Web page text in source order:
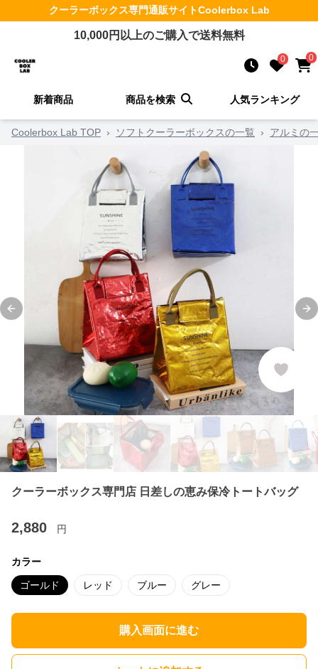
クーラーボックス専門通販サイトCoolerbox Lab
10,000円以上のご購入で送料無料
0 0
新着商品 商品を検索 人気ランキング
Coolerbox Lab TOP › ソフトクーラーボックスの一覧 › アルミの
Previous slide
クーラーボックス専門店 日差しの恵み保冷トートバッグ
2,880 円
カラー
ゴールド レッド ブルー グレー
購入画面に進む